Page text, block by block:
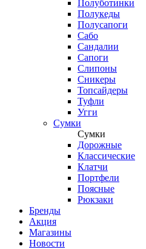
Полуботинки
Полукеды
Полусапоги
Сабо
Сандалии
Сапоги
Слипоны
Сникеры
Топсайдеры
Туфли
Угги
Сумки
Сумки
Дорожные
Классические
Клатчи
Портфели
Поясные
Рюкзаки
Бренды
Акция
Магазины
Новости